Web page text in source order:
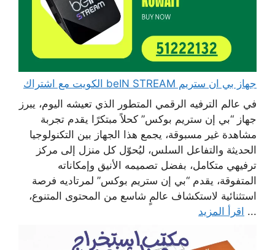
جهاز بي ان ستريم beIN STREAM الكويت مع اشتراك
في عالم الترفيه الرقمي المتطور الذي تعيشه اليوم، يبرز
جهاز “بي إن ستريم بوكس” كحلاً مبتكرًا يقدم تجربة
مشاهدة غير مسبوقة، يجمع هذا الجهاز بين التكنولوجيا
الحديثة والتفاعل السلس، ليُحوّل كل منزل إلى مركز
ترفيهي متكامل، بفضل تصميمه الأنيق وإمكاناته
المتفوقة، يقدم “بي إن ستريم بوكس” لمرتاديه فرصة
استثنائية لاستكشاف عالمٍ شاسع من المحتوى المتنوع،
... اقرأ المزيد